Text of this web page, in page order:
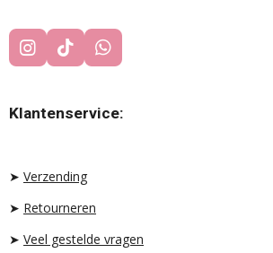
I
N
T
A
A
T
I
T
O
W
H
T
S
Klantenservice:
➤ Verzending
➤ Retourneren
➤ Veel gestelde vragen